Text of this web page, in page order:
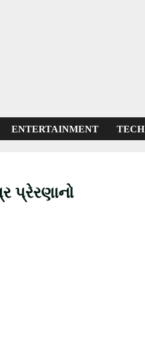
ENTERTAINMENT TECH
પ્રેરણાનો